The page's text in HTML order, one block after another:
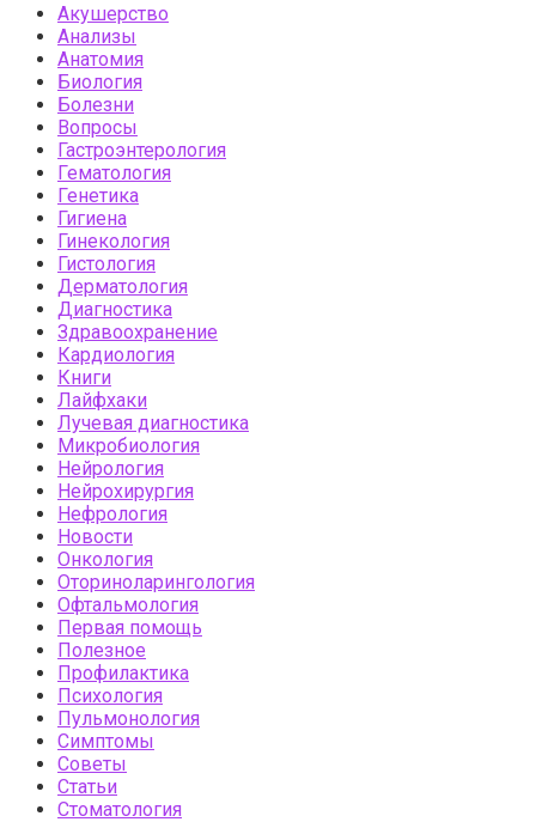
Акушерство
Анализы
Анатомия
Биология
Болезни
Вопросы
Гастроэнтерология
Гематология
Генетика
Гигиена
Гинекология
Гистология
Дерматология
Диагностика
Здравоохранение
Кардиология
Книги
Лайфхаки
Лучевая диагностика
Микробиология
Нейрология
Нейрохирургия
Нефрология
Новости
Онкология
Оториноларингология
Офтальмология
Первая помощь
Полезное
Профилактика
Психология
Пульмонология
Симптомы
Советы
Статьи
Стоматология